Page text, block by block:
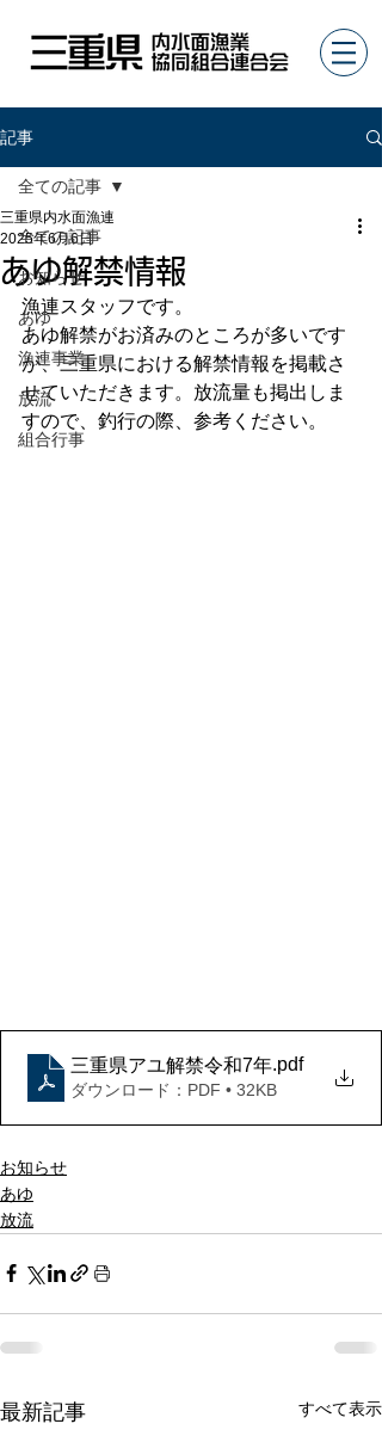
記事
全ての記事
お知らせ
あゆ
漁連事業
放流
組合行事
全ての記事
あゆ解禁情報
三重県内水面漁連
2025年6月6日
漁連スタッフです。
あゆ解禁がお済みのところが多いです
が、三重県における解禁情報を掲載さ
せていただきます。放流量も掲出しま
すので、釣行の際、参考ください。
三重県アユ解禁令和7年.pdf
ダウンロード：PDF • 32KB
お知らせ
あゆ
放流
最新記事 すべて表示